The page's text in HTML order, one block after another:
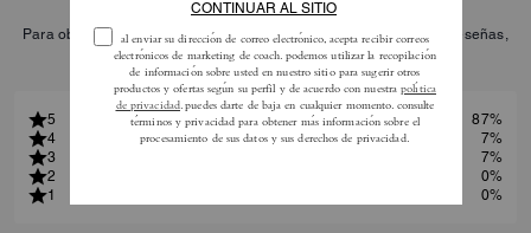
Para obtener más información sobre cómo verificamos nuestras reseñas,
lee másaquí.
5
87%
4
7%
3
7%
2
0%
1
0%